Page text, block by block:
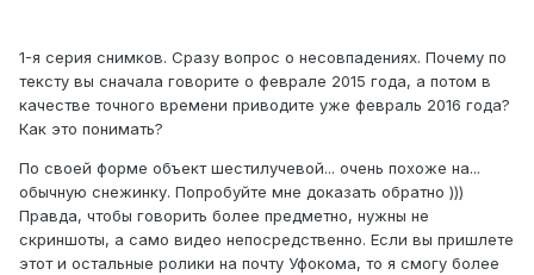
1-я серия снимков. Сразу вопрос о несовпадениях. Почему по
тексту вы сначала говорите о феврале 2015 года, а потом в
качестве точного времени приводите уже февраль 2016 года?
Как это понимать?
По своей форме объект шестилучевой... очень похоже на...
обычную снежинку. Попробуйте мне доказать обратно )))
Правда, чтобы говорить более предметно, нужны не
скриншоты, а само видео непосредственно. Если вы пришлете
этот и остальные ролики на почту Уфокома, то я смогу более